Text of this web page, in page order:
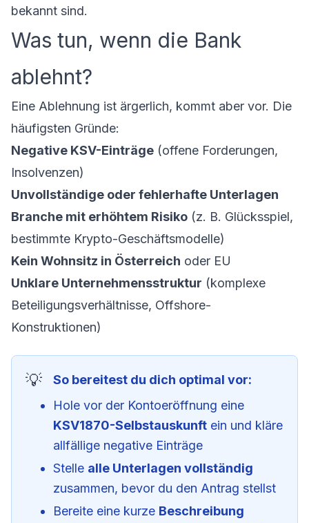
bekannt sind.
Was tun, wenn die Bank
ablehnt?
Eine Ablehnung ist ärgerlich, kommt aber vor. Die
häufigsten Gründe:
Negative KSV-Einträge (offene Forderungen,
Insolvenzen)
Unvollständige oder fehlerhafte Unterlagen
Branche mit erhöhtem Risiko (z. B. Glücksspiel,
bestimmte Krypto-Geschäftsmodelle)
Kein Wohnsitz in Österreich oder EU
Unklare Unternehmensstruktur (komplexe
Beteiligungsverhältnisse, Offshore-
Konstruktionen)
So bereitest du dich optimal vor:
Hole vor der Kontoeröffnung eine
KSV1870-Selbstauskunft ein und kläre
allfällige negative Einträge
Stelle alle Unterlagen vollständig
zusammen, bevor du den Antrag stellst
Bereite eine kurze Beschreibung